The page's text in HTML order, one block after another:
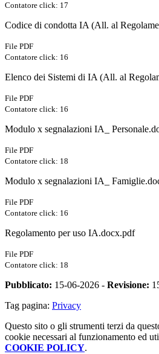
Contatore click: 17
Codice di condotta IA (All. al
File PDF
Contatore click: 16
Elenco dei Sistemi di IA (All. al
File PDF
Contatore click: 16
Modulo x segnalazioni IA_
File PDF
Contatore click: 18
Modulo x segnalazioni IA_
File PDF
Contatore click: 16
Regolamento per uso IA.docx.pdf
File PDF
Contatore click: 18
Pubblicato: 15-06-2026 - Revisione:
Tag pagina: Privacy
Questo sito o gli strumenti terzi da
cookie necessari al funzionamento ed
COOKIE POLICY.